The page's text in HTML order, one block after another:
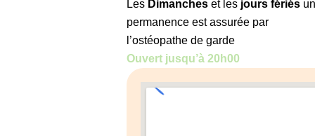
Les Dimanches et les jours fériés
permanence est assurée par
l’ostéopathe de garde
Ouvert jusqu’à 20h00